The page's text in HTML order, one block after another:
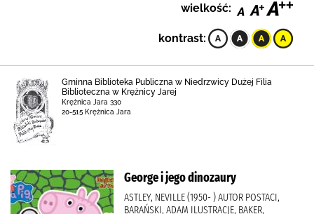
wielkość:
kontrast:
Gminna Biblioteka Publiczna w Niedrzwicy Dużej Filia
Biblioteczna w Krężnicy Jarej
Krężnica Jara 330
20-515 Krężnica Jara
George i jego dinozaury
ASTLEY, NEVILLE (1950- ) AUTOR POSTACI,
BARAŃSKI, ADAM ILUSTRACJE, BAKER,